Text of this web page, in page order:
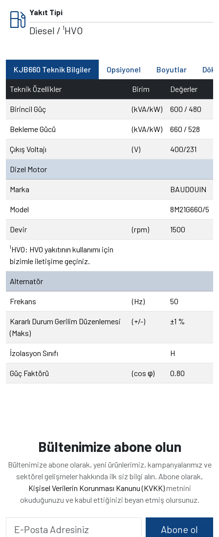
local_gas_station Yakıt Tipi
Diesel / ¹HVO
KJB660 Teknik Bilgiler Opsiyonel Boyutlar
Teknik Özellikler Birim Değerler
Birincil Güç (kVA/kW) 600 / 480
Bekleme Gücü (kVA/kW) 660 / 528
Çıkış Voltajı (V) 400/231
Dizel Motor
Marka BAUDOUIN
Model 8M21G660/5
Devir (rpm) 1500
¹HVO: HVO yakıtının kullanımı için
bizimle iletişime geçiniz.
Alternatör
Frekans (Hz) 50
Kararlı Durum Gerilim Düzenlemesi
(Maks)
(+/-) ±1 %
İzolasyon Sınıfı H
Güç Faktörü (cos φ) 0.80
Bültenimize abone olun
Bültenimize abone olarak, yeni ürünlerimiz, kampanyalarımız ve
sektörel gelişmeler hakkında ilk siz bilgi alın. Abone olarak,
Kişisel Verilerin Korunması Kanunu (KVKK)metnini
okuduğunuzu ve kabul ettiğinizi beyan etmiş olursunuz.
Abone ol